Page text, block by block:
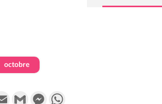
octobre
Email Gmail Messenger